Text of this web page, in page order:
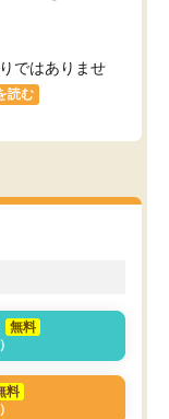
ではありませ
読む
無料
料